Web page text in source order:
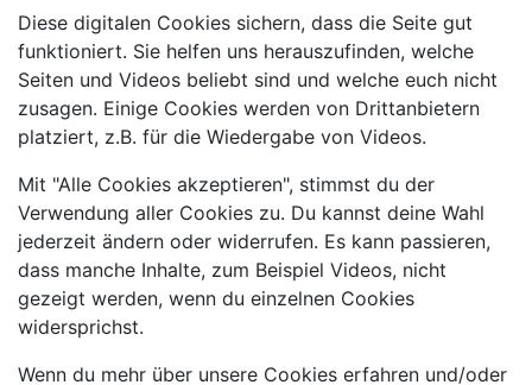
Diese digitalen Cookies sichern, dass die Seite gut
funktioniert. Sie helfen uns herauszufinden, welche
Seiten und Videos beliebt sind und welche euch nicht
zusagen. Einige Cookies werden von Drittanbietern
platziert, z.B. für die Wiedergabe von Videos.
Mit "Alle Cookies akzeptieren", stimmst du der
Verwendung aller Cookies zu. Du kannst deine Wahl
jederzeit ändern oder widerrufen. Es kann passieren,
dass manche Inhalte, zum Beispiel Videos, nicht
gezeigt werden, wenn du einzelnen Cookies
widersprichst.
Wenn du mehr über unsere Cookies erfahren und/oder